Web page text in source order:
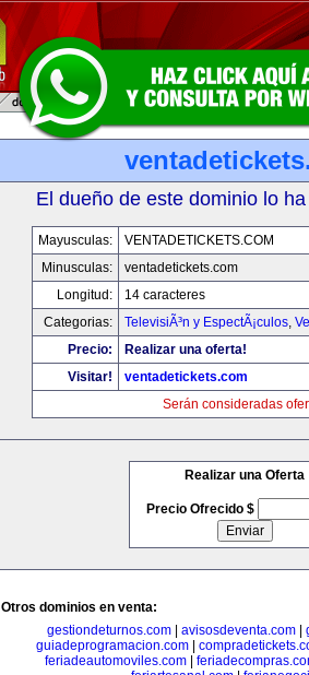
El dueño de este dominio lo
Mayusculas:
VENTADETICKETS.COM
Minusculas:
ventadetickets.com
Longitud:
14 caracteres
Categorias:
TelevisiÃ³n y EspectÃ¡culos,
Precio:
Realizar una oferta!
Visitar!
ventadetickets.com
Serán consideradas
Realizar una Oferta
Precio Ofrecido $
Otros dominios en venta:
gestiondeturnos.com| avisosdeventa.com|
guiadeprogramacion.com|
feriadeautomoviles.com